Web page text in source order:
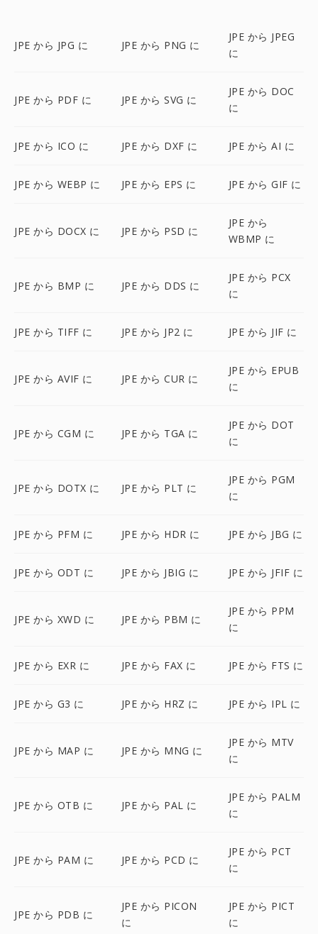
JPE から JPG に JPE から PNG に
JPE から JPEG
に
JPE から PDF に JPE から SVG に
JPE から DOC
に
JPE から ICO に JPE から DXF に JPE から AI に
JPE から WEBP に JPE から EPS に JPE から GIF に
JPE から DOCX に JPE から PSD に
JPE から
WBMP に
JPE から BMP に JPE から DDS に
JPE から PCX
に
JPE から TIFF に JPE から JP2 に JPE から JIF に
JPE から AVIF に JPE から CUR に
JPE から EPUB
に
JPE から CGM に JPE から TGA に
JPE から DOT
に
JPE から DOTX に JPE から PLT に
JPE から PGM
に
JPE から PFM に JPE から HDR に JPE から JBG に
JPE から ODT に JPE から JBIG に JPE から JFIF に
JPE から XWD に JPE から PBM に
JPE から PPM
に
JPE から EXR に JPE から FAX に JPE から FTS に
JPE から G3 に JPE から HRZ に JPE から IPL に
JPE から MAP に JPE から MNG に
JPE から MTV
に
JPE から OTB に JPE から PAL に
JPE から PALM
に
JPE から PAM に JPE から PCD に
JPE から PCT
に
JPE から PDB に
JPE から PICON
に
JPE から PICT
に